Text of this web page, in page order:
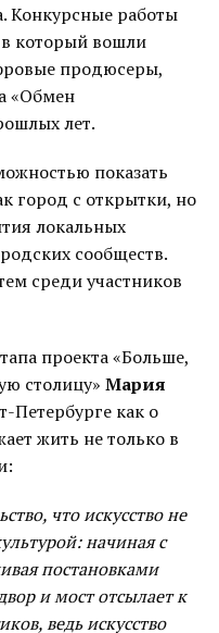
Конкурсные работы
в который вошли
продюсеры,
«Обмен
лет.
показать
город с открытки, но
локальных
сообществ.
среди участников
проекта «Больше,
столицу» Мария
Петербурге как о
жить не только в
что искусство не
начиная с
постановками
и мост отсылает к
ведь искусство